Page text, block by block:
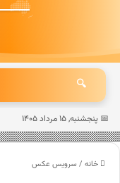
🔍
📅 پنجشنبه, ۱۵ مرداد ۱۴۰۵
خانه / سرویس عکس